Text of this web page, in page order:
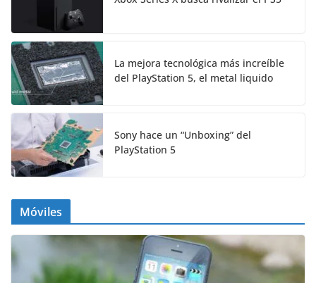
La mejora tecnológica más increíble
del PlayStation 5, el metal liquido
Sony hace un “Unboxing” del
PlayStation 5
Móviles